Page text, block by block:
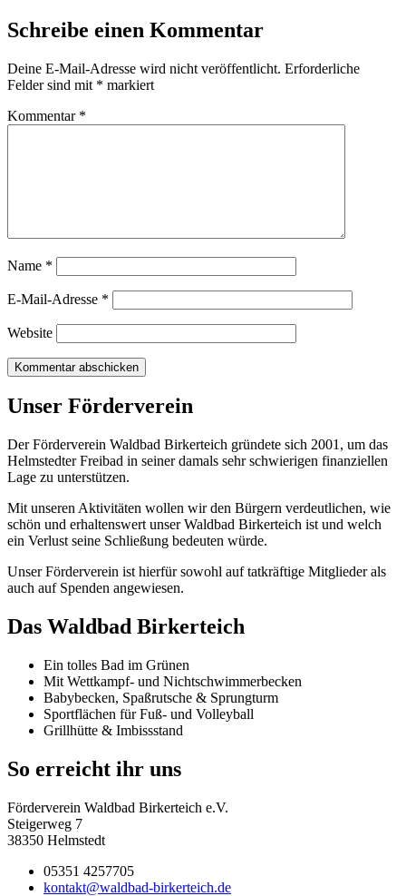
Schreibe einen Kommentar
Deine E-Mail-Adresse wird nicht veröffentlicht. Erforderliche
Felder sind mit * markiert
Kommentar *
Name *
E-Mail-Adresse *
Website
Unser Förderverein
Der Förderverein Waldbad Birkerteich gründete sich 2001, um das
Helmstedter Freibad in seiner damals sehr schwierigen finanziellen
Lage zu unterstützen.
Mit unseren Aktivitäten wollen wir den Bürgern verdeutlichen, wie
schön und erhaltenswert unser Waldbad Birkerteich ist und welch
ein Verlust seine Schließung bedeuten würde.
Unser Förderverein ist hierfür sowohl auf tatkräftige Mitglieder als
auch auf Spenden angewiesen.
Das Waldbad Birkerteich
Ein tolles Bad im Grünen
Mit Wettkampf- und Nichtschwimmerbecken
Babybecken, Spaßrutsche & Sprungturm
Sportflächen für Fuß- und Volleyball
Grillhütte & Imbissstand
So erreicht ihr uns
Förderverein Waldbad Birkerteich e.V.
Steigerweg 7
38350 Helmstedt
05351 4257705
kontakt@waldbad-birkerteich.de